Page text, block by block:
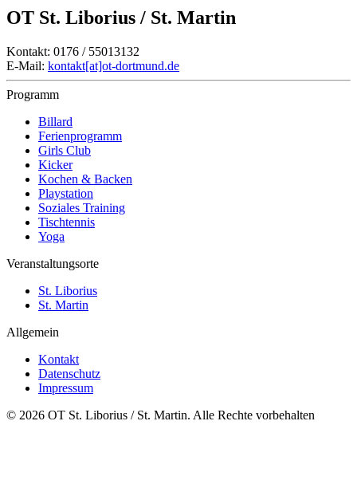
OT St. Liborius / St. Martin
Kontakt: 0176 / 55013132
E-Mail: kontakt[at]ot-dortmund.de
Programm
Billard
Ferienprogramm
Girls Club
Kicker
Kochen & Backen
Playstation
Soziales Training
Tischtennis
Yoga
Veranstaltungsorte
St. Liborius
St. Martin
Allgemein
Kontakt
Datenschutz
Impressum
© 2026 OT St. Liborius / St. Martin. Alle Rechte vorbehalten